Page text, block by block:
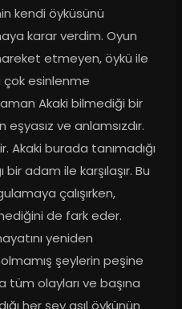
kendi öyküsünü
karar verdim. Oyun
etmeyen, öykü ile
çok esinlenme
Akaki bilmediği bir
ve anlamsızdır.
burada tanımadığı
adam ile karşılaşır. Bu
çalışırken,
de fark eder.
yeniden
şeylerin peşine
tüm olayları ve başına
her şey asıl öykünün